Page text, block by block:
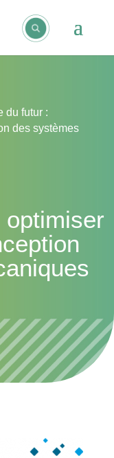
du futur :
des systèmes